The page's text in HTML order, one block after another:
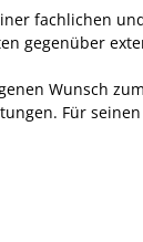
fachlichen
gegenüber
Wunsch
Für